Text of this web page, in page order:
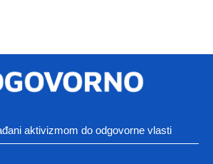
aktivizmom do odgovorne vlasti